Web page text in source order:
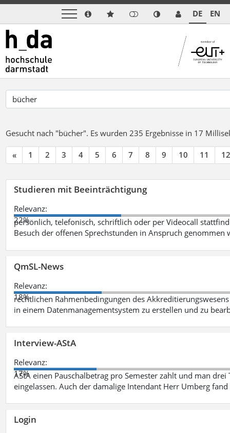
DE EN
Gesucht nach "bücher". Es wurden 235 Ergebnisse in 17
« 1 2 3 4 5 6 7 8 9 10 11 12
Studieren mit Beeinträchtigung
Relevanz:
22%
persönlich, telefonisch, schriftlich oder per Videocall
Besuch der offenen Sprechstunden in Anspruch genommen
QmSL-News
Relevanz:
18%
rechtlichen Rahmenbedingungen des
in einem Datenmanagementsystem zu erstellen und zu
Interview-AStA
Relevanz:
17%
AStA einen Pauschalbetrag pro Semester zahlt und man
eingelassen. Auch der damalige Intendant Herr Umberg fand
Login